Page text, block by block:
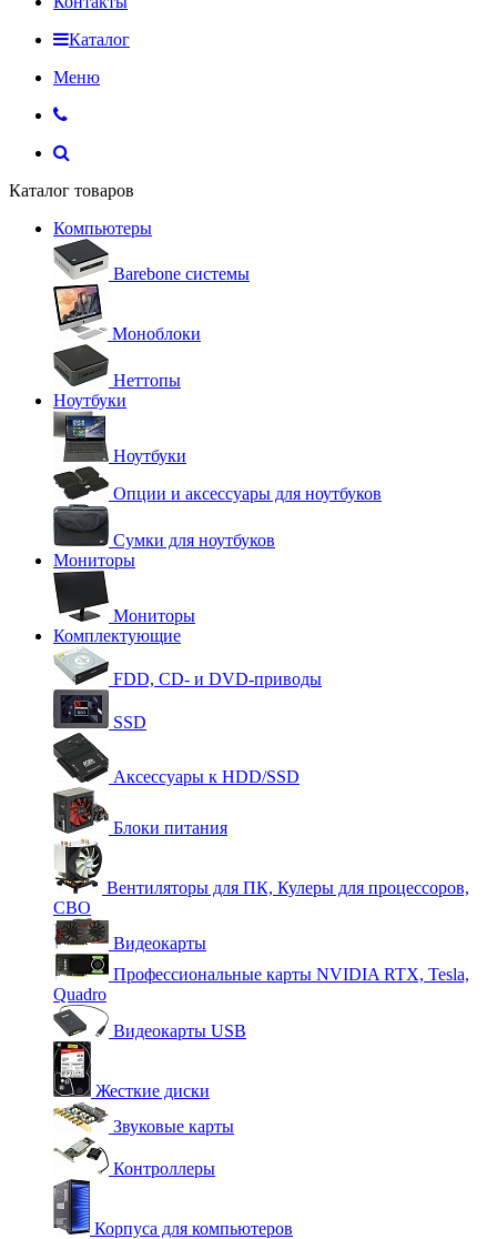
Каталог
Меню
Каталог товаров
Компьютеры
Barebone системы
Моноблоки
Неттопы
Ноутбуки
Ноутбуки
Опции и аксессуары для ноутбуков
Сумки для ноутбуков
Мониторы
Мониторы
Комплектующие
FDD, CD- и DVD-приводы
SSD
Аксессуары к HDD/SSD
Блоки питания
Вентиляторы для ПК, Кулеры для процессоров,
СВО
Видеокарты
Профессиональные карты NVIDIA RTX, Tesla,
Quadro
Видеокарты USB
Жесткие диски
Звуковые карты
Контроллеры
Корпуса для компьютеров